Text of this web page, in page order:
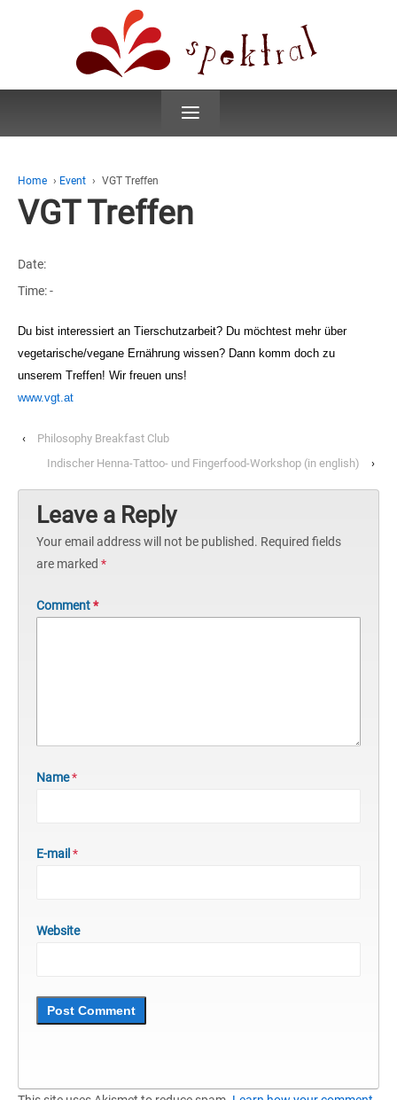
≡
Home › Event › VGT Treffen
VGT Treffen
Date:
Time:-
Du bist interessiert an Tierschutzarbeit? Du möchtest mehr über
vegetarische/vegane Ernährung wissen? Dann komm doch zu
unserem Treffen! Wir freuen uns!
www.vgt.at
‹
Philosophy Breakfast Club
Indischer Henna-Tattoo- und Fingerfood-Workshop (in english)
›
Leave a Reply
Your email address will not be published. Required fields
are marked *
Comment*
Name*
E-mail *
Website